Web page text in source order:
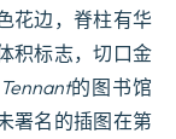
花边，脊柱有华
积标志，切口金
的图书馆
署名的插图在第